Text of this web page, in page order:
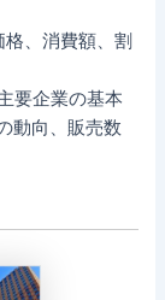
、消費額、割
要企業の基本
動向、販売数